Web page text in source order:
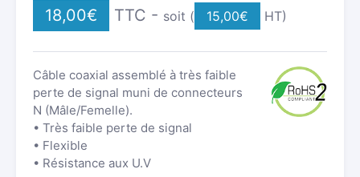
18,00€ TTC - soit ( 15,00€ HT)
Câble coaxial assemblé à très faible
perte de signal muni de connecteurs
N (Mâle/Femelle).
• Très faible perte de signal
• Flexible
• Résistance aux U.V